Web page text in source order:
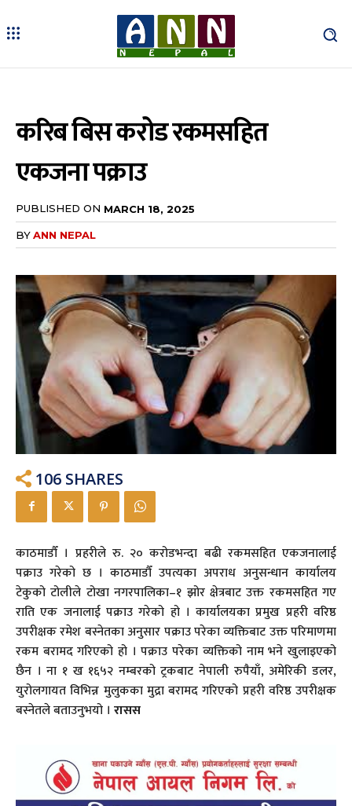
करिब बिस करोड रकमसहित
एकजना पक्राउ
PUBLISHED ON MARCH 18, 2025
BYANN NEPAL
106 SHARES
काठमाडौँ । प्रहरीले रु. २० करोडभन्दा बढी रकमसहित एकजनालाई
पक्राउ गरेको छ । काठमाडौँ उपत्यका अपराध अनुसन्धान कार्यालय
टेकुको टोलीले टोखा नगरपालिका–१ झोर क्षेत्रबाट उक्त रकमसहित गए
राति एक जनालाई पक्राउ गरेको हो । कार्यालयका प्रमुख प्रहरी वरिष्ठ
उपरीक्षक रमेश बस्नेतका अनुसार पक्राउ परेका व्यक्तिबाट उक्त परिमाणमा
रकम बरामद गरिएको हो । पक्राउ परेका व्यक्तिको नाम भने खुलाइएको
छैन । ना १ ख १६५२ नम्बरको ट्रकबाट नेपाली रुपैयाँ, अमेरिकी डलर,
युरोलगायत विभिन्न मुलुकका मुद्रा बरामद गरिएको प्रहरी वरिष्ठ उपरीक्षक
बस्नेतले बताउनुभयो । रासस